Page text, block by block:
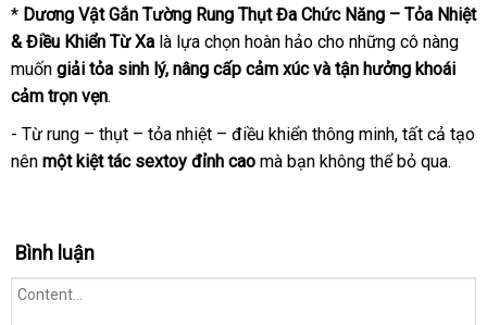
* Dương Vật Gắn Tường Rung Thụt Đa Chức Năng – Tỏa Nhiệt
& Điều Khiển Từ Xa là lựa chọn hoàn hảo cho những cô nàng
muốn giải tỏa sinh lý, nâng cấp cảm xúc và tận hưởng khoái
cảm trọn vẹn.
- Từ rung – thụt – tỏa nhiệt – điều khiển thông minh, tất cả tạo
nên một kiệt tác sextoy đỉnh cao mà bạn không thể bỏ qua.
Bình luận